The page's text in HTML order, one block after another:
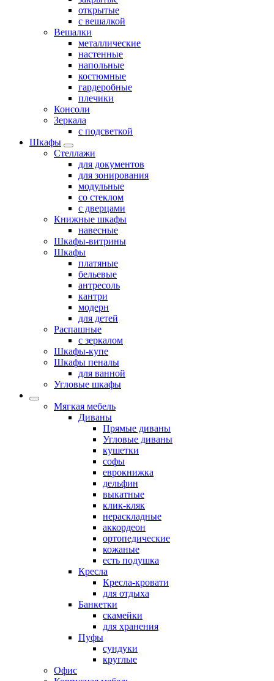
открытые
с вешалкой
Вешалки
металлические
настенные
напольные
костюмные
гардеробные
плечики
Консоли
Зеркала
с подсветкой
Шкафы
Стеллажи
для документов
для зонирования
модульные
со стеклом
с дверцами
Книжные шкафы
навесные
Шкафы-витрины
Шкафы
платяные
бельевые
антресоль
кантри
модерн
для детей
Распашные
с зеркалом
Шкафы-купе
Шкафы пеналы
для ванной
Угловые шкафы
Мягкая мебель
Диваны
Прямые диваны
Угловые диваны
кушетки
софы
еврокнижка
дельфин
выкатные
клик-кляк
нераскладные
аккордеон
ортопедические
кожаные
есть подушка
Кресла
Кресла-кровати
для отдыха
Банкетки
скамейки
для хранения
Пуфы
сундуки
круглые
Офис